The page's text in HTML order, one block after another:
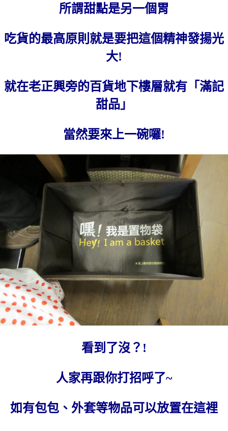
所謂甜點是另一個胃
吃貨的最高原則就是要把這個精神發揚光
大!
就在老正興旁的百貨地下樓層就有「滿記
甜品」
當然要來上一碗囉!
看到了沒？!
人家再跟你打招呼了~
如有包包、外套等物品可以放置在這裡